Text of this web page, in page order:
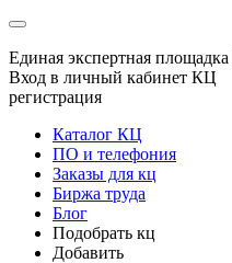
Единая экспертная площадка
Вход в личный кабинет КЦ
регистрация
Каталог КЦ
ПО и телефония
Заказы для кц
Биржа труда
Блог
Подобрать кц
Добавить